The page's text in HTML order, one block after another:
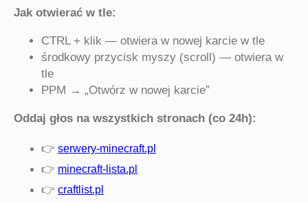
Jak otwierać w tle:
CTRL + klik — otwiera w nowej karcie w tle
środkowy przycisk myszy (scroll) — otwiera w
tle
PPM → „Otwórz w nowej karcie”
Oddaj głos na wszystkich stronach (co 24h):
👉 serwery-minecraft.pl
👉 minecraft-lista.pl
👉 craftlist.pl